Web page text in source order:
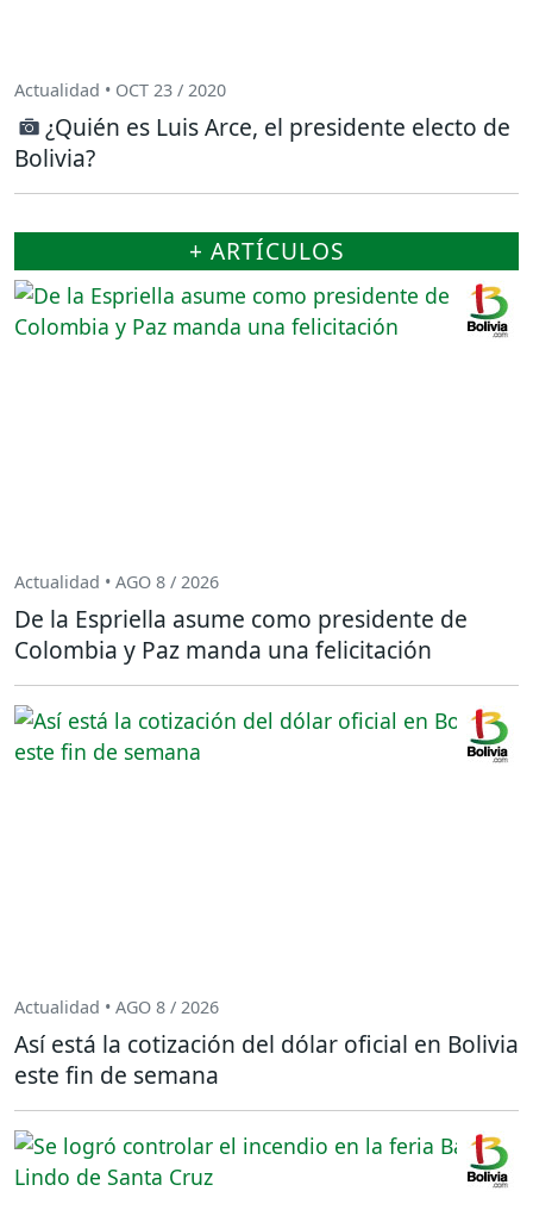
Actualidad • OCT 23 / 2020
¿Quién es Luis Arce, el presidente electo de
Bolivia?
+ ARTÍCULOS
Actualidad • AGO 8 / 2026
De la Espriella asume como presidente de
Colombia y Paz manda una felicitación
Actualidad • AGO 8 / 2026
Así está la cotización del dólar oficial en Bolivia
este fin de semana